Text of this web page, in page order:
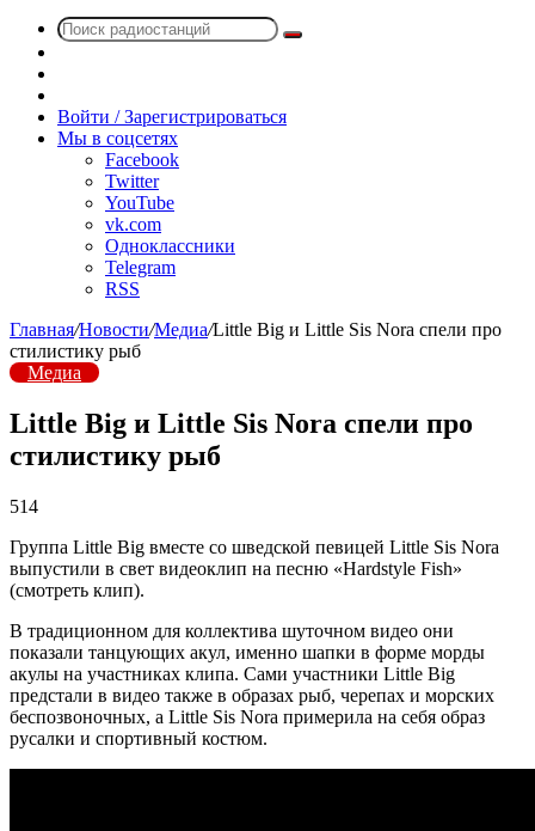
Поиск
радио
Войти / Зарегистрироваться
Мы в соцсетях
Facebook
Twitter
YouTube
vk.com
Одноклассники
Telegram
RSS
Главная/Новости/Медиа/Little Big и Little Sis Nora спели про
стилистику рыб
Медиа
Little Big и Little Sis Nora спели про
стилистику рыб
514
Группа Little Big вместе со шведской певицей Little Sis Nora
выпустили в свет видеоклип на песню «Hardstyle Fish»
(смотреть клип).
В традиционном для коллектива шуточном видео они
показали танцующих акул, именно шапки в форме морды
акулы на участниках клипа. Сами участники Little Big
предстали в видео также в образах рыб, черепах и морских
беспозвоночных, а Little Sis Nora примерила на себя образ
русалки и спортивный костюм.